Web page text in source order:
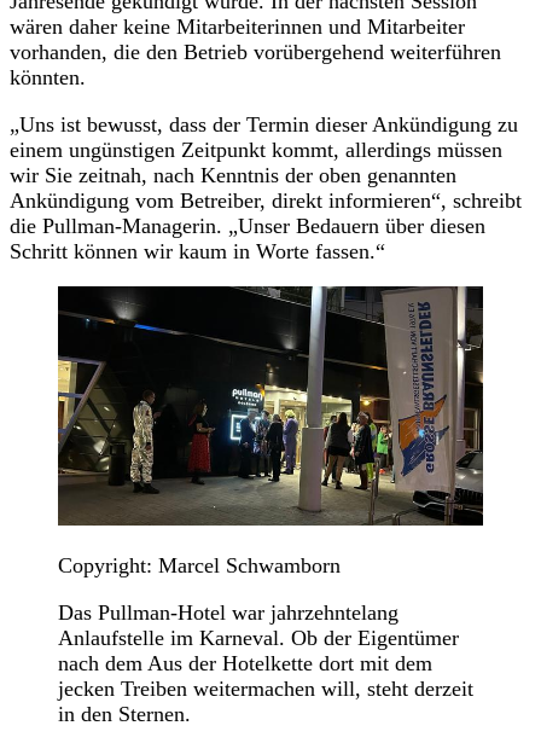
wären daher keine Mitarbeiterinnen und Mitarbeiter
vorhanden, die den Betrieb vorübergehend weiterführen
könnten.
„Uns ist bewusst, dass der Termin dieser Ankündigung zu
einem ungünstigen Zeitpunkt kommt, allerdings müssen
wir Sie zeitnah, nach Kenntnis der oben genannten
Ankündigung vom Betreiber, direkt informieren“, schreibt
die Pullman-Managerin. „Unser Bedauern über diesen
Schritt können wir kaum in Worte fassen.“
Copyright: Marcel Schwamborn
Das Pullman-Hotel war jahrzehntelang
Anlaufstelle im Karneval. Ob der Eigentümer
nach dem Aus der Hotelkette dort mit dem
jecken Treiben weitermachen will, steht derzeit
in den Sternen.